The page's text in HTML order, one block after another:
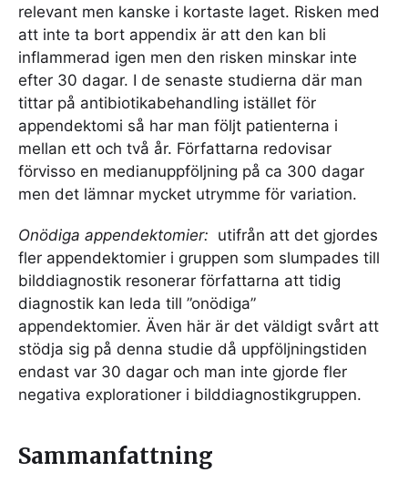
relevant men kanske i kortaste laget. Risken med
att inte ta bort appendix är att den kan bli
inflammerad igen men den risken minskar inte
efter 30 dagar. I de senaste studierna där man
tittar på antibiotikabehandling istället för
appendektomi så har man följt patienterna i
mellan ett och två år. Författarna redovisar
förvisso en medianuppföljning på ca 300 dagar
men det lämnar mycket utrymme för variation.
Onödiga appendektomier: utifrån att det gjordes
fler appendektomier i gruppen som slumpades till
bilddiagnostik resonerar författarna att tidig
diagnostik kan leda till ”onödiga”
appendektomier. Även här är det väldigt svårt att
stödja sig på denna studie då uppföljningstiden
endast var 30 dagar och man inte gjorde fler
negativa explorationer i bilddiagnostikgruppen.
Sammanfattning